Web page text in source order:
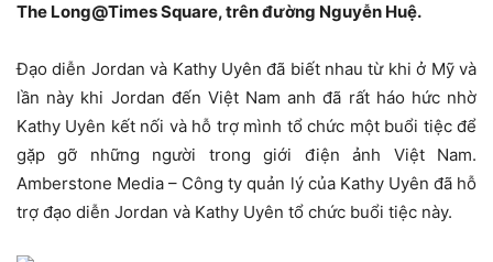
The Long@Times Square, trên đường Nguyễn Huệ.
Đạo diễn Jordan và Kathy Uyên đã biết nhau từ khi ở Mỹ và
lần này khi Jordan đến Việt Nam anh đã rất háo hức nhờ
Kathy Uyên kết nối và hỗ trợ mình tổ chức một buổi tiệc để
gặp gỡ những người trong giới điện ảnh Việt Nam.
Amberstone Media – Công ty quản lý của Kathy Uyên đã hỗ
trợ đạo diễn Jordan và Kathy Uyên tổ chức buổi tiệc này.